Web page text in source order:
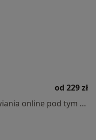
od 229 zł
Specjalista nie oferuje umawiania online pod tym adresem.